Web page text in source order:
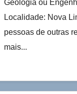
Geologia ou
Localidade: Nova
pessoas de outras
mais...